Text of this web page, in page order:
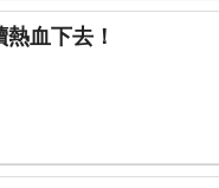
賽後，決定繼續熱血下去！